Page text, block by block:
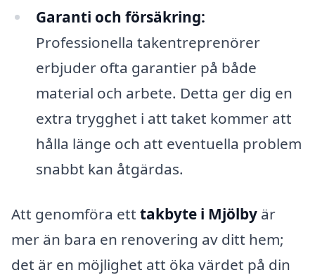
Garanti och försäkring:
Professionella takentreprenörer
erbjuder ofta garantier på både
material och arbete. Detta ger dig en
extra trygghet i att taket kommer att
hålla länge och att eventuella problem
snabbt kan åtgärdas.
Att genomföra ett takbyte i Mjölby är
mer än bara en renovering av ditt hem;
det är en möjlighet att öka värdet på din